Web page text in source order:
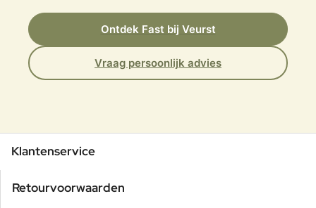
Ontdek Fast bij Veurst
Vraag persoonlijk advies
Klantenservice
Retourvoorwaarden